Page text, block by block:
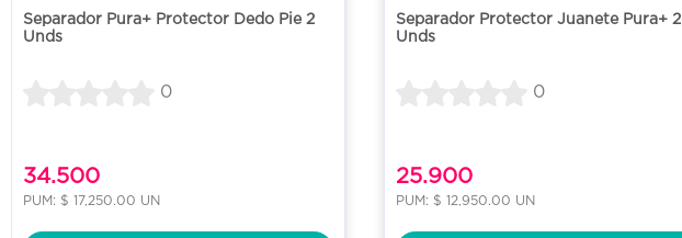
Separador Pura+ Protector Dedo Pie 2
Unds
0
34.500
PUM: $ 17,250.00 UN
Separador Protector Juanete Pura+ 2
Unds
0
25.900
PUM: $ 12,950.00 UN